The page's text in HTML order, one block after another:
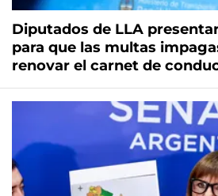
Diputados de LLA
para que las multas
renovar el carnet de